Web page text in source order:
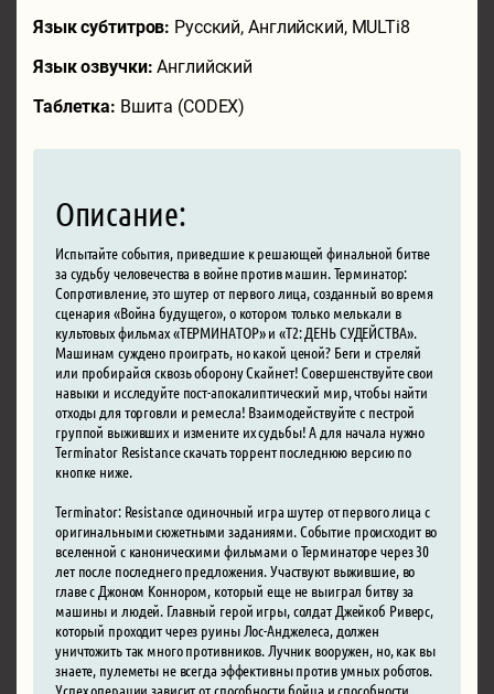
Язык субтитров: Русский, Английский, MULTi8
Язык озвучки:Английский
Таблетка: Вшита (CODEX)
Описание:
Испытайте события, приведшие к решающей финальной битве
за судьбу человечества в войне против машин. Терминатор:
Сопротивление, это шутер от первого лица, созданный во время
сценария «Война будущего», о котором только мелькали в
культовых фильмах «ТЕРМИНАТОР» и «Т2: ДЕНЬ СУДЕЙСТВА».
Машинам суждено проиграть, но какой ценой? Беги и стреляй
или пробирайся сквозь оборону Скайнет! Совершенствуйте свои
навыки и исследуйте пост-апокалиптический мир, чтобы найти
отходы для торговли и ремесла! Взаимодействуйте с пестрой
группой выживших и измените их судьбы! А для начала нужно
Terminator Resistance скачать торрент последнюю версию по
кнопке ниже.
Terminator: Resistance одиночный игра шутер от первого лица с
оригинальными сюжетными заданиями. Событие происходит во
вселенной с каноническими фильмами о Терминаторе через 30
лет после последнего предложения. Участвуют выжившие, во
главе с Джоном Коннором, который еще не выиграл битву за
машины и людей. Главный герой игры, солдат Джейкоб Риверс,
который проходит через руины Лос-Анджелеса, должен
уничтожить так много противников. Лучник вооружен, но, как вы
знаете, пулеметы не всегда эффективны против умных роботов.
Успех операции зависит от способности бойца и способности